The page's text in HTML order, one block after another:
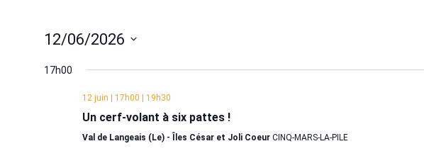
12/06/2026
17h00
12 juin | 17h00 | 19h30
Un cerf-volant à six pattes !
Val de Langeais (Le) - Îles César et Joli Coeur CINQ-MARS-LA-PILE